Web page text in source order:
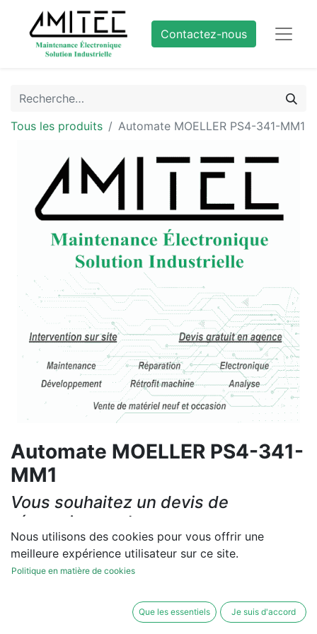
Contactez-nous
Tous les produits Automate MOELLER PS4-341-MM1
Automate MOELLER PS4-341-
MM1
Vous souhaitez un devis de
réparation ou de vente, un
diagnostic sur site?
Contactez-nous
Nous utilisons des cookies pour vous offrir une
meilleure expérience utilisateur sur ce site.
Politique en matière de cookies
Que les essentiels Je suis d'accord